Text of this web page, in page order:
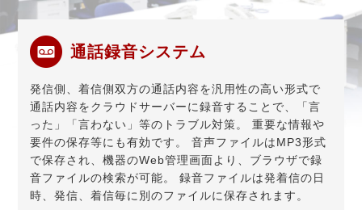
通話録音システム
発信側、着信側双方の通話内容を汎用性の高い形式で
通話内容をクラウドサーバーに録音することで、「言
った」「言わない」等のトラブル対策。 重要な情報や
要件の保存等にも有効です。 音声ファイルはMP3形式
で保存され、機器のWeb管理画面より、ブラウザで録
音ファイルの検索が可能。 録音ファイルは発着信の日
時、発信、着信毎に別のファイルに保存されます。